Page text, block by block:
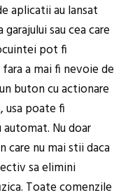
aplicatii au lansat
sau cea care
pot fi
a mai fi nevoie de
buton cu actionare
usa poate fi
automat. Nu doar
nu mai stii daca
sa elimini
Toate comenzile